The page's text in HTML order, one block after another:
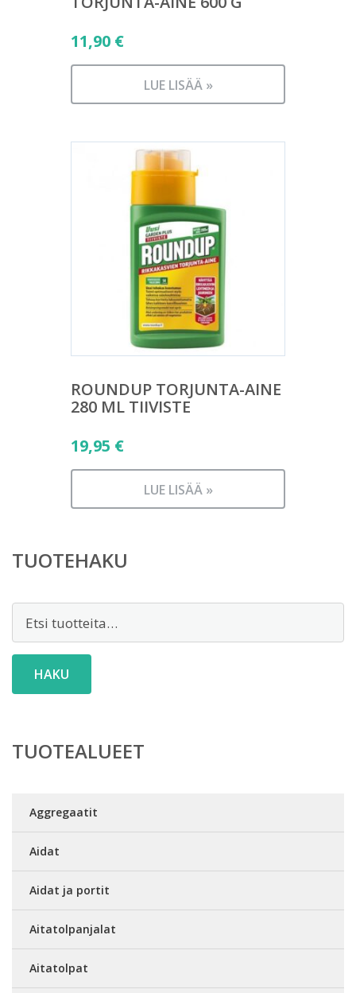
11,90 €
LUE LISÄÄ »
ROUNDUP TORJUNTA-AINE
280 ML TIIVISTE
19,95 €
LUE LISÄÄ »
TUOTEHAKU
HAKU
TUOTEALUEET
Aggregaatit
Aidat
Aidat ja portit
Aitatolpanjalat
Aitatolpat